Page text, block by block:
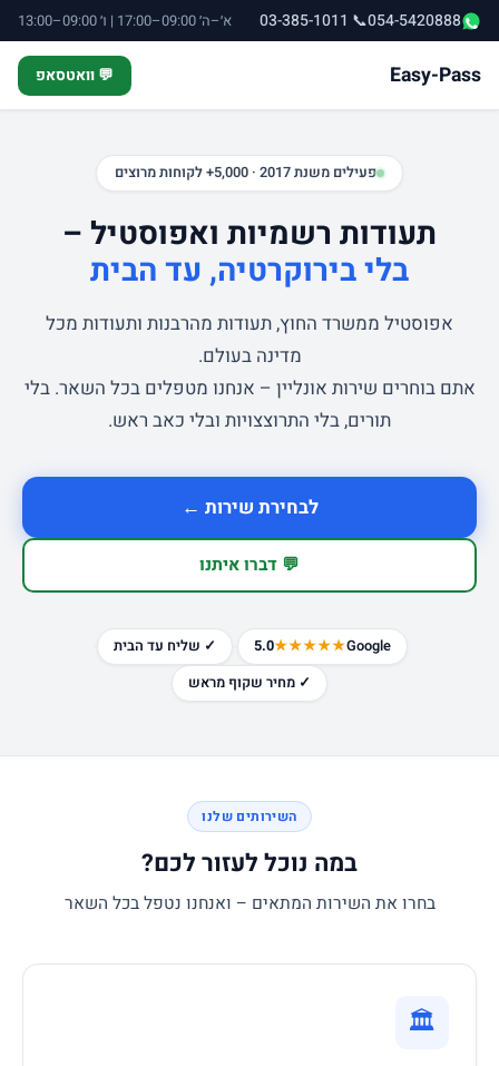
054-5420888
📞 03-385-1011 א׳–ה׳ 09:00–17:00 | ו׳ 09:00–13:00
Easy-Pass 💬 וואטסאפ
פעילים משנת 2017 · 5,000+ לקוחות מרוצים
תעודות רשמיות ואפוסטיל –
בלי בירוקרטיה, עד הבית
אפוסטיל ממשרד החוץ, תעודות מהרבנות ותעודות מכל
מדינה בעולם.
אתם בוחרים שירות אונליין – אנחנו מטפלים בכל השאר. בלי
תורים, בלי התרוצצויות ובלי כאב ראש.
לבחירת שירות ←
💬 דברו איתנו
Google
★★★★★
5.0 ✓ שליח עד הבית
✓ מחיר שקוף מראש
השירותים שלנו
במה נוכל לעזור לכם?
בחרו את השירות המתאים – ואנחנו נטפל בכל השאר
🏛️